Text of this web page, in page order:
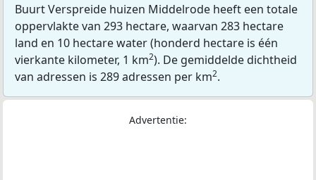
Buurt Verspreide huizen Middelrode heeft een totale
oppervlakte van 293 hectare, waarvan 283 hectare
land en 10 hectare water (honderd hectare is één
vierkante kilometer, 1 km2). De gemiddelde dichtheid
van adressen is 289 adressen per km2.
Advertentie: